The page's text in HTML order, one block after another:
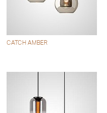
CATCH AMBER